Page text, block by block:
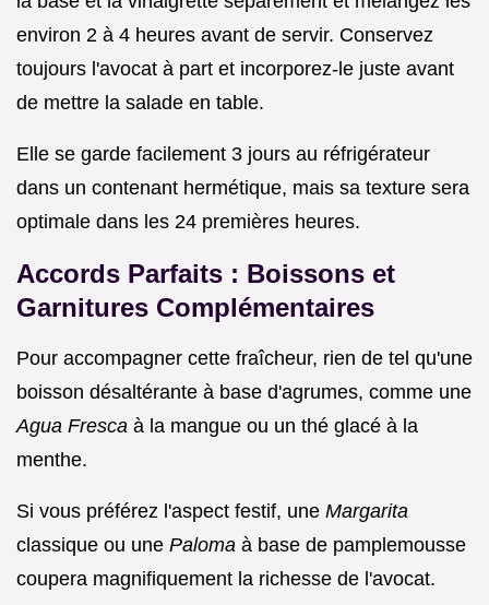
environ 2 à 4 heures avant de servir. Conservez
toujours l'avocat à part et incorporez-le juste avant
de mettre la salade en table.
Elle se garde facilement 3 jours au réfrigérateur
dans un contenant hermétique, mais sa texture sera
optimale dans les 24 premières heures.
Accords Parfaits : Boissons et
Garnitures Complémentaires
Pour accompagner cette fraîcheur, rien de tel qu'une
boisson désaltérante à base d'agrumes, comme une
Agua Fresca à la mangue ou un thé glacé à la
menthe.
Si vous préférez l'aspect festif, une Margarita
classique ou une Paloma à base de pamplemousse
coupera magnifiquement la richesse de l'avocat.